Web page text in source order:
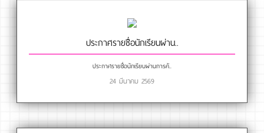
ประกาศรายชื่อนักเรียนผ่าน..
ประกาศรายชื่อนักเรียนผ่านการคั..
24 มีนาคม 2569